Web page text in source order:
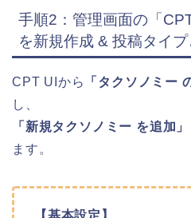
手順2：管理画面の「
を新規作成 & 投稿タイ
CPT UIから 「タクソノミー
し、
「新規タクソノミー を追加」
ます。
【基本設定】